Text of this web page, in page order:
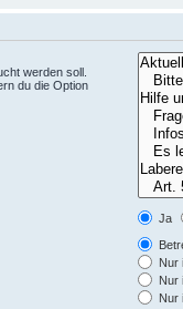
werden soll.
du die Option
Ja
Nur
Nur
Nur